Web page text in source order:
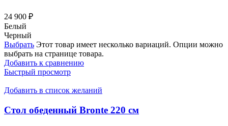
24 900 ₽
Белый
Черный
Выбрать Этот товар имеет несколько вариаций. Опции можно
выбрать на странице товара.
Добавить к сравнению
Быстрый просмотр
Добавить в список желаний
Стол обеденный Bronte 220 см